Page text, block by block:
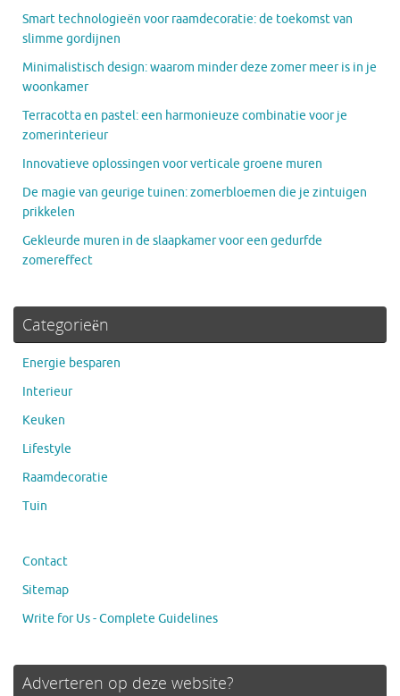
Smart technologieën voor raamdecoratie: de toekomst van
slimme gordijnen
Minimalistisch design: waarom minder deze zomer meer is in je
woonkamer
Terracotta en pastel: een harmonieuze combinatie voor je
zomerinterieur
Innovatieve oplossingen voor verticale groene muren
De magie van geurige tuinen: zomerbloemen die je zintuigen
prikkelen
Gekleurde muren in de slaapkamer voor een gedurfde
zomereffect
Categorieën
Energie besparen
Interieur
Keuken
Lifestyle
Raamdecoratie
Tuin
Contact
Sitemap
Write for Us - Complete Guidelines
Adverteren op deze website?